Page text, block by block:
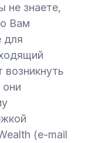
не знаете,
Вам
для
они
(e-mail